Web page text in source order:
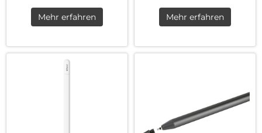
Mehr erfahren Mehr erfahren